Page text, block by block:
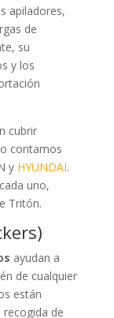
apiladores,
de
su
y los
cubrir
contamos
y HYUNDAI.
uno,
Tritón.
ayudan a
de cualquier
están
de